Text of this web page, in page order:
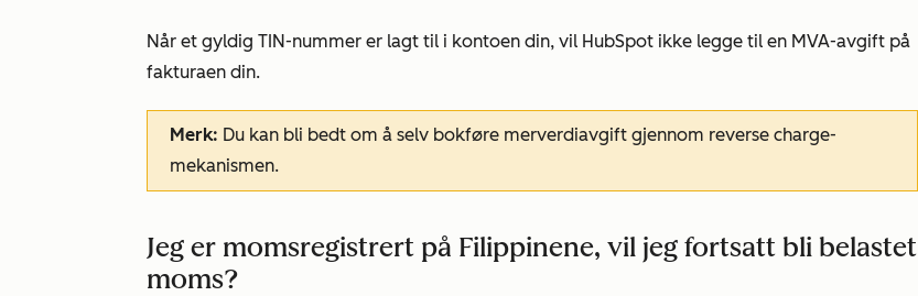
Når et gyldig TIN-nummer er lagt til i kontoen din, vil HubSpot ikke legge til en MVA-avgift på
fakturaen din.
Merk: Du kan bli bedt om å selv bokføre merverdiavgift gjennom reverse charge-
mekanismen.
Jeg er momsregistrert på Filippinene, vil jeg fortsatt bli belastet
moms?